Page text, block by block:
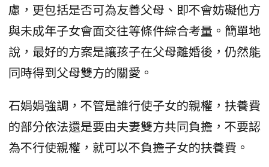
慮，更包括是否可為友善父母、即不會妨礙他方
與未成年子女會面交往等條件綜合考量。簡單地
說，最好的方案是讓孩子在父母離婚後，仍然能
同時得到父母雙方的關愛。
石娟娟強調，不管是誰行使子女的親權，扶養費
的部分依法還是要由夫妻雙方共同負擔，不要認
為不行使親權，就可以不負擔子女的扶養費。